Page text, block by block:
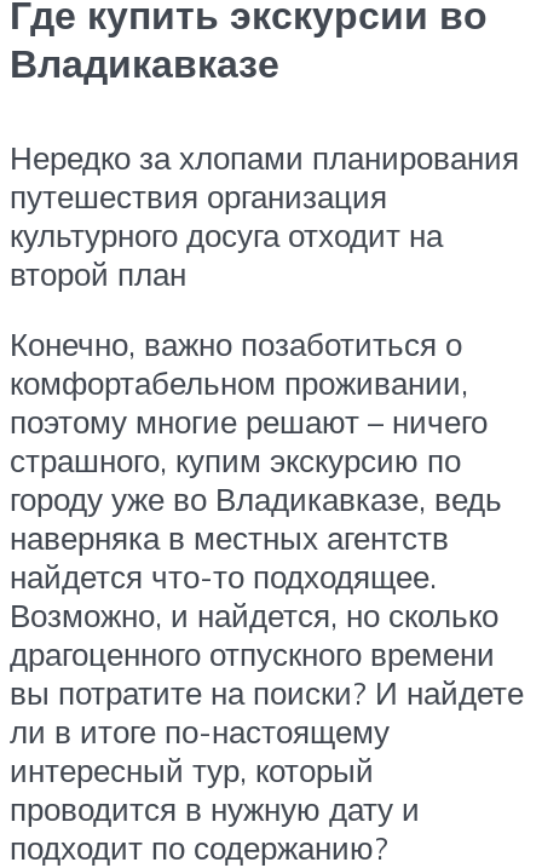
Где купить экскурсии во
Владикавказе
Нередко за хлопами планирования
путешествия организация
культурного досуга отходит на
второй план
Конечно, важно позаботиться о
комфортабельном проживании,
поэтому многие решают – ничего
страшного, купим экскурсию по
городу уже во Владикавказе, ведь
наверняка в местных агентств
найдется что-то подходящее.
Возможно, и найдется, но сколько
драгоценного отпускного времени
вы потратите на поиски? И найдете
ли в итоге по-настоящему
интересный тур, который
проводится в нужную дату и
подходит по содержанию?